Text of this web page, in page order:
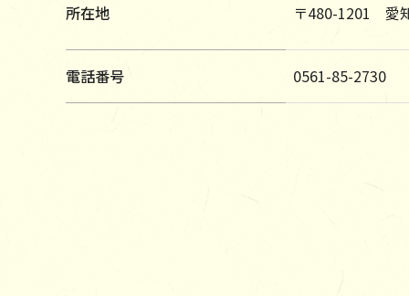
所在地 〒480-1201 愛
電話番号 0561-85-2730